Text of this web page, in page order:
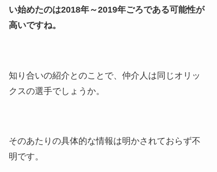
の馴れ初めに元嫁との結婚や
い始めたのは2018年～2019年ごろである可能性が
高いですね。
知り合いの紹介とのことで、仲介人は同じオリッ
クスの選手でしょうか。
そのあたりの具体的な情報は明かされておらず不
明です。